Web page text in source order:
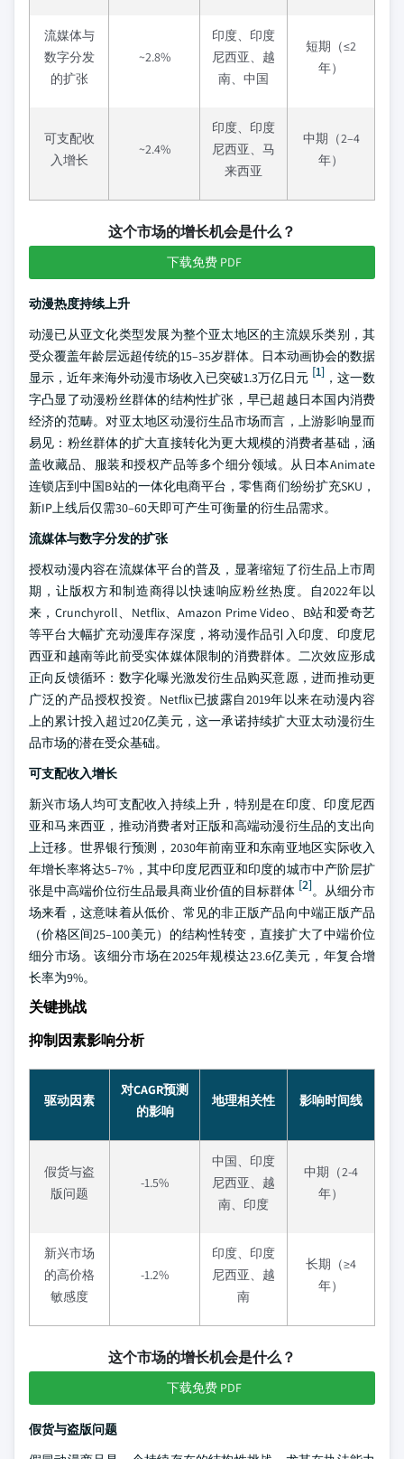
流媒体与
数字分发
的扩张
~2.8%
印度、印度
尼西亚、越
南、中国
短期（≤2
年）
可支配收
入增长
~2.4%
印度、印度
尼西亚、马
来西亚
中期（2–4
年）
这个市场的增长机会是什么？
下载免费 PDF
动漫热度持续上升
动漫已从亚文化类型发展为整个亚太地区的主流娱乐类别，其
受众覆盖年龄层远超传统的15–35岁群体。日本动画协会的数据
显示，近年来海外动漫市场收入已突破1.3万亿日元 [1] ，这一数
字凸显了动漫粉丝群体的结构性扩张，早已超越日本国内消费
经济的范畴。对亚太地区动漫衍生品市场而言，上游影响显而
易见：粉丝群体的扩大直接转化为更大规模的消费者基础，涵
盖收藏品、服装和授权产品等多个细分领域。从日本Animate
连锁店到中国B站的一体化电商平台，零售商们纷纷扩充SKU，
新IP上线后仅需30–60天即可产生可衡量的衍生品需求。
流媒体与数字分发的扩张
授权动漫内容在流媒体平台的普及，显著缩短了衍生品上市周
期，让版权方和制造商得以快速响应粉丝热度。自2022年以
来，Crunchyroll、Netflix、Amazon Prime Video、B站和爱奇艺
等平台大幅扩充动漫库存深度，将动漫作品引入印度、印度尼
西亚和越南等此前受实体媒体限制的消费群体。二次效应形成
正向反馈循环：数字化曝光激发衍生品购买意愿，进而推动更
广泛的产品授权投资。Netflix已披露自2019年以来在动漫内容
上的累计投入超过20亿美元，这一承诺持续扩大亚太动漫衍生
品市场的潜在受众基础。
可支配收入增长
新兴市场人均可支配收入持续上升，特别是在印度、印度尼西
亚和马来西亚，推动消费者对正版和高端动漫衍生品的支出向
上迁移。世界银行预测，2030年前南亚和东南亚地区实际收入
年增长率将达5–7%，其中印度尼西亚和印度的城市中产阶层扩
张是中高端价位衍生品最具商业价值的目标群体 [2]。从细分市
场来看，这意味着从低价、常见的非正版产品向中端正版产品
（价格区间25–100美元）的结构性转变，直接扩大了中端价位
细分市场。该细分市场在2025年规模达23.6亿美元，年复合增
长率为9%。
关键挑战
抑制因素影响分析
驱动因素
对CAGR预测
的影响
地理相关性 影响时间线
假货与盗
版问题
-1.5%
中国、印度
尼西亚、越
南、印度
中期（2-4
年）
新兴市场
的高价格
敏感度
-1.2%
印度、印度
尼西亚、越
南
长期（≥4
年）
这个市场的增长机会是什么？
下载免费 PDF
假货与盗版问题